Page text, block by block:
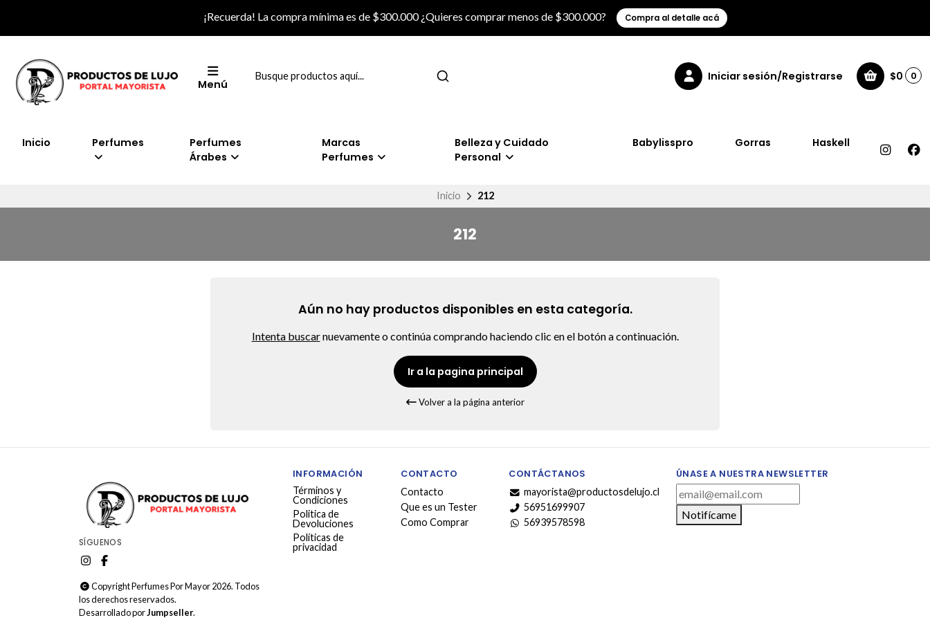
¡Recuerda! La compra mínima es de $300.000 ¿Quieres comprar menos de $300.000? Compra al detalle acá
Menú
Iniciar sesión/Registrarse $0 0
Inicio Perfumes
Perfumes
Árabes
Marcas
Perfumes
Belleza y Cuidado
Personal
Babylisspro Gorras Haskell
Inicio 212
212
Aún no hay productos disponibles en esta categoría.
Intenta buscarnuevamente o continúa comprando haciendo clic en el botón a continuación.
Ir a la pagina principal
Volver a la página anterior
SÍGUENOS
Copyright Perfumes Por Mayor 2026. Todos
los derechos reservados.
Desarrollado porJumpseller.
INFORMACIÓN
Términos y
Condiciones
Politica de
Devoluciones
Políticas de
privacidad
CONTACTO
Contacto
Que es un Tester
Como Comprar
CONTÁCTANOS
mayorista@productosdelujo.cl
56951699907
56939578598
ÚNASE A NUESTRA NEWSLETTER
Notifícame